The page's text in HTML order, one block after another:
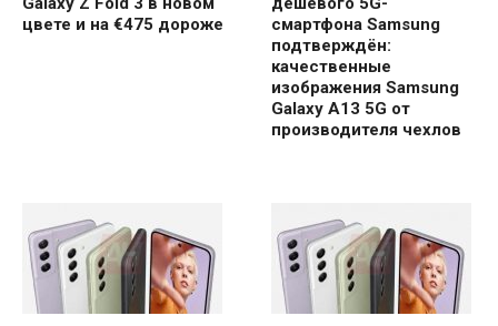
цвете и на €475 дороже
смартфона Samsung
подтверждён:
качественные
изображения Samsung
Galaxy A13 5G от
производителя чехлов